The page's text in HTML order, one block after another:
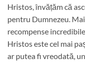
Hristos, învățăm că
pentru Dumnezeu.
recompense
Hristos este cel mai
ar putea fi vreodată,